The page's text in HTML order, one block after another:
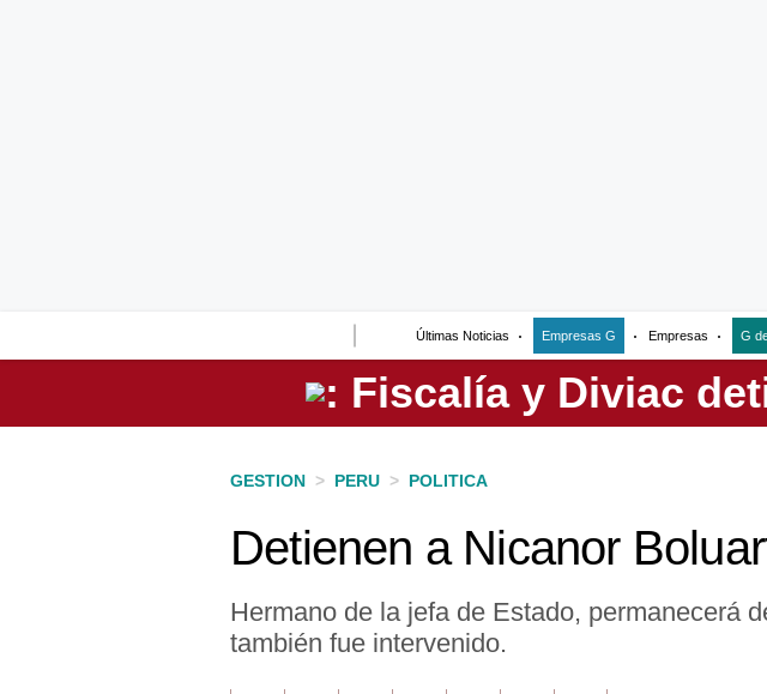
Últimas Noticias Empresas G Empresas G
Perú
GESTION > PERU > POLITICA
Detienen a Nicanor
Hermano de la jefa de Estado, permanecerá
también fue intervenido.